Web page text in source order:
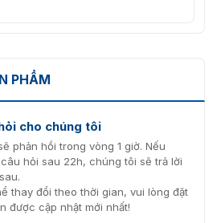
1
1
1 cổng, 12 V và 200 mA
1
PHẨM
cho chúng tôi
phản hồi trong vòng 1 giờ. Nếu
hỏi sau 22h, chúng tôi sẽ trả lời
thay đổi theo thời gian, vui lòng đặt
được cập nhật mới nhất!